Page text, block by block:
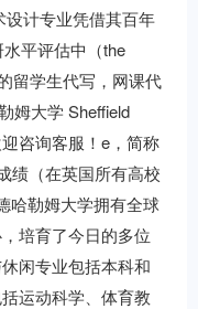
计专业凭借其百年
平评估中（the
留学生代写，网课代
姆大学 Sheffield
咨询客服！e，简称
绩（在英国所有高校
哈勒姆大学拥有全球
培育了今日的多位
闲专业包括本科和
运动科学、体育教